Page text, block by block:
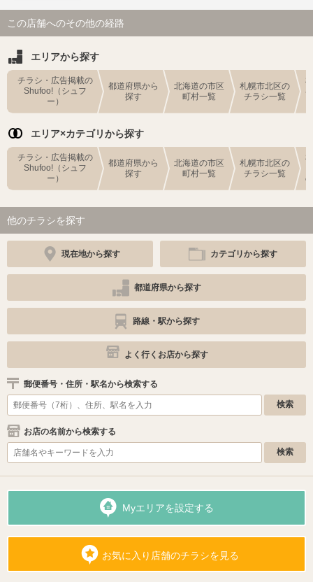
この店舗へのその他の経路
エリアから探す
チラシ・広告掲載の
Shufoo!（シュフ
ー）
都道府県から
探す
北海道の市区
町村一覧
札幌市北区の
チラシ一覧
エリア×カテゴリから探す
チラシ・広告掲載の
Shufoo!（シュフ
ー）
都道府県から
探す
北海道の市区
町村一覧
札幌市北区の
チラシ一覧
他のチラシを探す
現在地から探す カテゴリから探す
都道府県から探す
路線・駅から探す
よく行くお店から探す
郵便番号・住所・駅名から検索する
お店の名前から検索する
Myエリアを設定する
お気に入り店舗のチラシを見る